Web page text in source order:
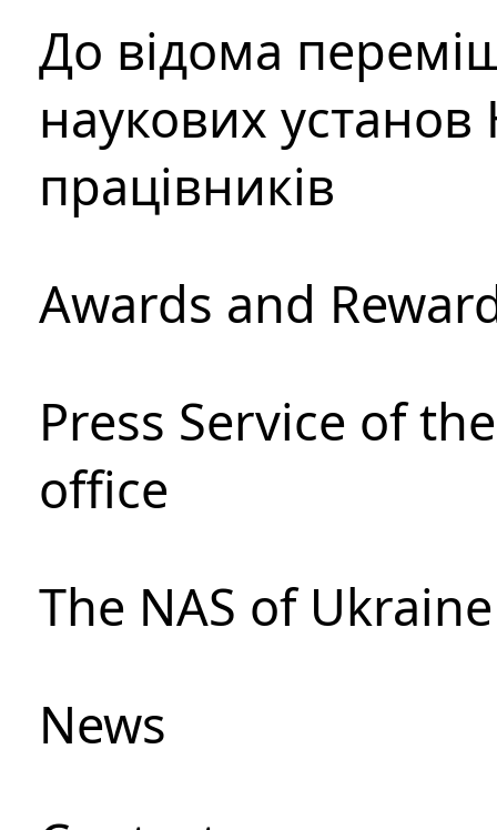
До відома
наукових установ
працівників
Awards and
Press Service of
office
The NAS of
News